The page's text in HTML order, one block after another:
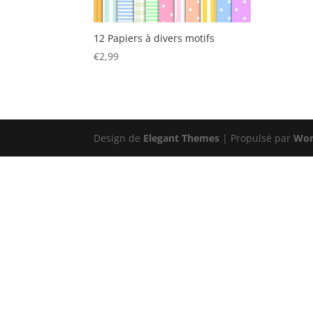
12 Papiers à divers motifs
€2,99
Design de Elegant Themes | Propulsé par